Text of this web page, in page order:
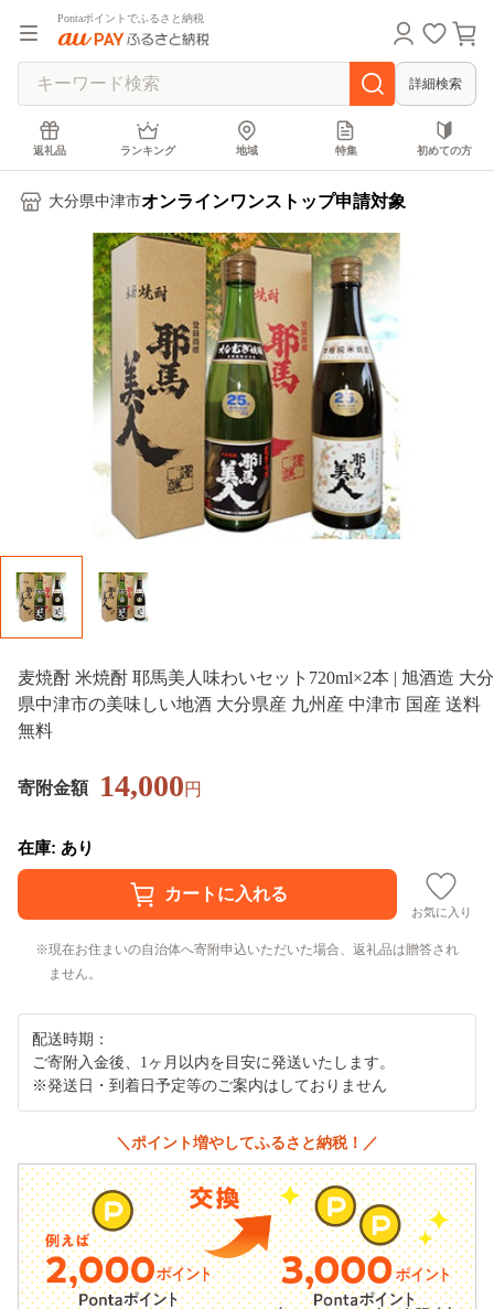
Pontaポイントでふるさと納税
詳細検索
返礼品 ランキング 地域 特集 初めての方
大分県中津市オンラインワンストップ申請対象
麦焼酎 米焼酎 耶馬美人味わいセット720ml×2本 | 旭酒造 大分
県中津市の美味しい地酒 大分県産 九州産 中津市 国産 送料
無料
寄附金額 14,000円
在庫: あり
お気に入り
現在お住まいの自治体へ寄附申込いただいた場合、返礼品は贈答され
ません。
配送時期：
ご寄附入金後、1ヶ月以内を目安に発送いたします。
※発送日・到着日予定等のご案内はしておりません
＼ポイント増やしてふるさと納税！／